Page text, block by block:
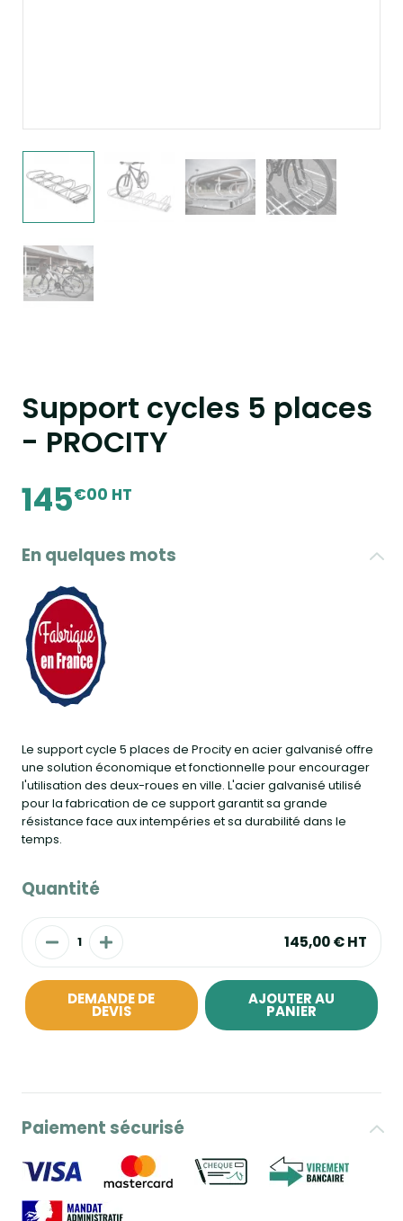
Support cycles 5 places
- PROCITY
145€00 HT
En quelques mots
Le support cycle 5 places de Procity en acier galvanisé offre
une solution économique et fonctionnelle pour encourager
l'utilisation des deux-roues en ville. L'acier galvanisé utilisé
pour la fabrication de ce support garantit sa grande
résistance face aux intempéries et sa durabilité dans le
temps.
Quantité
145,00 €HT
DEMANDE DE
DEVIS
AJOUTER AU
PANIER
Paiement sécurisé